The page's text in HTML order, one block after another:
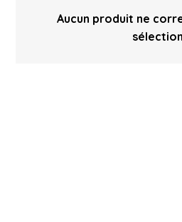
Aucun produit ne